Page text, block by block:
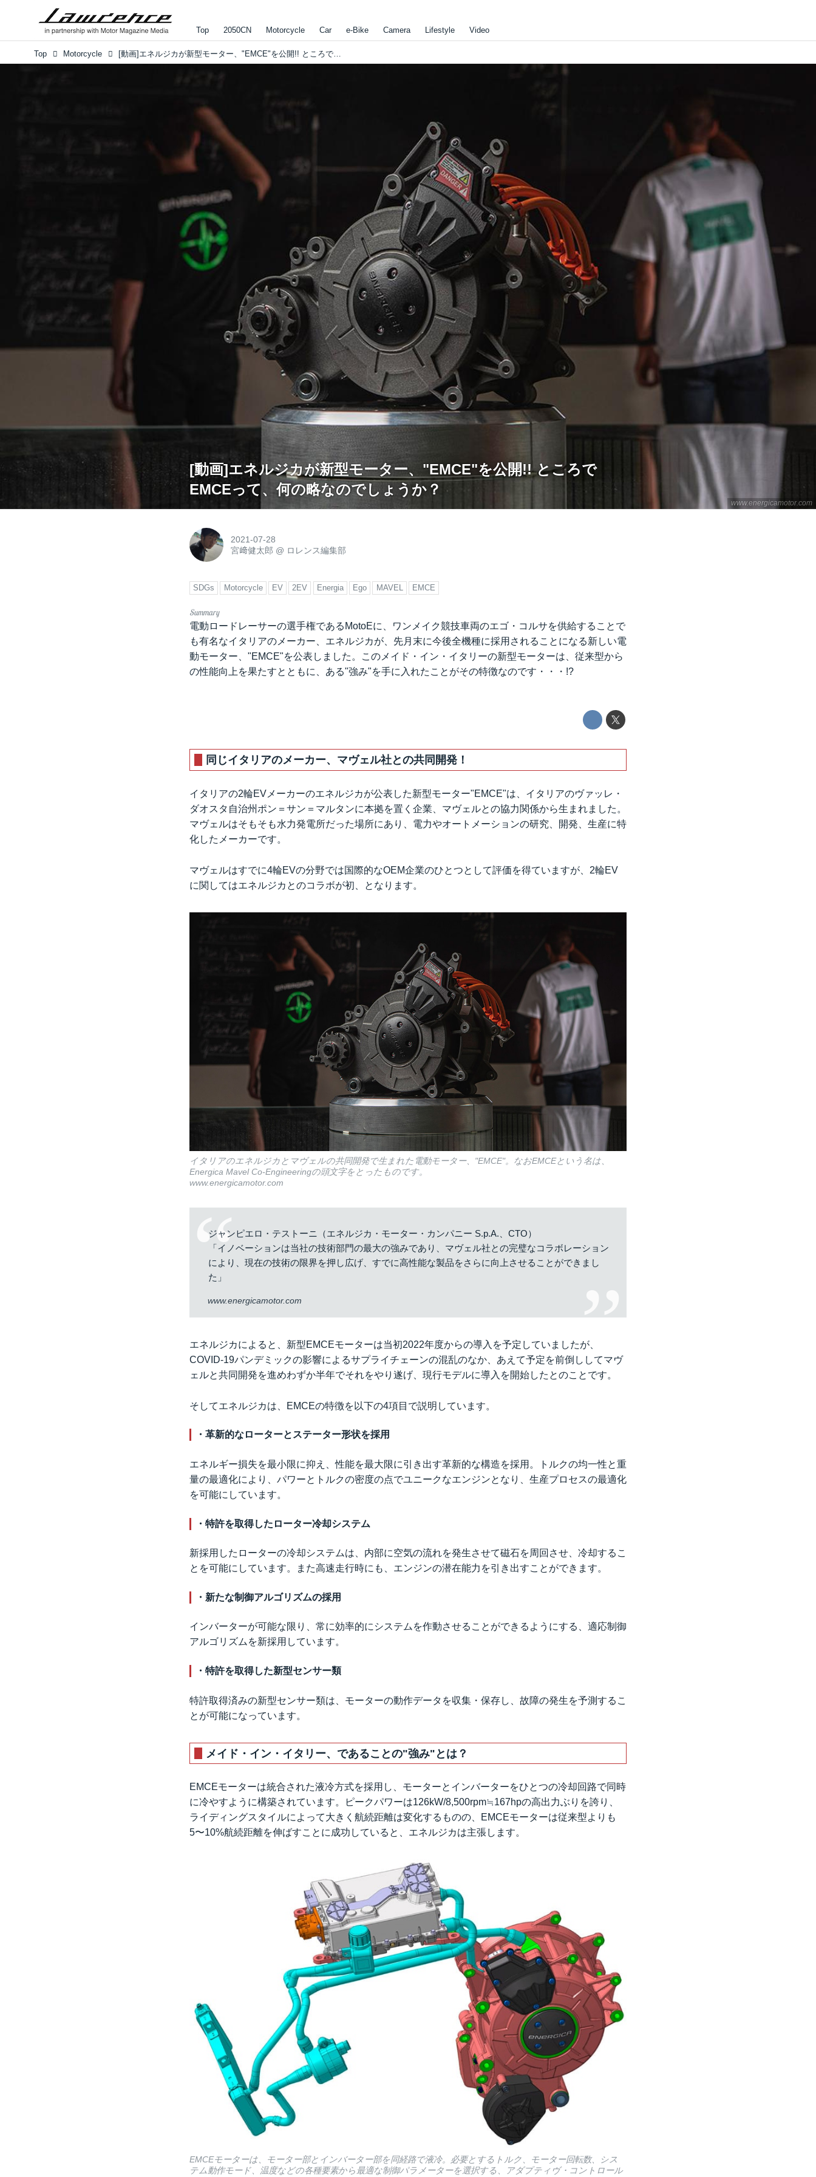
Top 2050CN Motorcycle Car e-Bike Camera Lifestyle Video
Top Motorcycle [動画]エネルジカが新型モーター、"EMCE"を公開!! ところでEMCEって、何の略なのでしょうか？
www.energicamotor.com
[動画]エネルジカが新型モーター、"EMCE"を公開!! ところで
EMCEって、何の略なのでしょうか？
2021-07-28
宮﨑健太郎 @ ロレンス編集部
SDGs Motorcycle EV 2EV Energia Ego MAVEL EMCE
電動ロードレーサーの選手権であるMotoEに、ワンメイク競技車両のエゴ・コルサを供給することで
も有名なイタリアのメーカー、エネルジカが、先月末に今後全機種に採用されることになる新しい電
動モーター、"EMCE"を公表しました。このメイド・イン・イタリーの新型モーターは、従来型から
の性能向上を果たすとともに、ある"強み"を手に入れたことがその特徴なのです・・・!?
同じイタリアのメーカー、マヴェル社との共同開発！
イタリアの2輪EVメーカーのエネルジカが公表した新型モーター"EMCE"は、イタリアのヴァッレ・
ダオスタ自治州ポン＝サン＝マルタンに本拠を置く企業、マヴェルとの協力関係から生まれました。
マヴェルはそもそも水力発電所だった場所にあり、電力やオートメーションの研究、開発、生産に特
化したメーカーです。
マヴェルはすでに4輪EVの分野では国際的なOEM企業のひとつとして評価を得ていますが、2輪EV
に関してはエネルジカとのコラボが初、となります。
イタリアのエネルジカとマヴェルの共同開発で生まれた電動モーター、"EMCE"。なおEMCEという名は、
Energica Mavel Co-Engineeringの頭文字をとったものです。
www.energicamotor.com
ジャンピエロ・テストーニ（エネルジカ・モーター・カンパニー S.p.A.、CTO）
「イノベーションは当社の技術部門の最大の強みであり、マヴェル社との完璧なコラボレーション
により、現在の技術の限界を押し広げ、すでに高性能な製品をさらに向上させることができまし
た」
www.energicamotor.com
エネルジカによると、新型EMCEモーターは当初2022年度からの導入を予定していましたが、
COVID-19パンデミックの影響によるサプライチェーンの混乱のなか、あえて予定を前倒ししてマヴ
ェルと共同開発を進めわずか半年でそれをやり遂げ、現行モデルに導入を開始したとのことです。
そしてエネルジカは、EMCEの特徴を以下の4項目で説明しています。
・革新的なローターとステーター形状を採用
エネルギー損失を最小限に抑え、性能を最大限に引き出す革新的な構造を採用。トルクの均一性と重
量の最適化により、パワーとトルクの密度の点でユニークなエンジンとなり、生産プロセスの最適化
を可能にしています。
・特許を取得したローター冷却システム
新採用したローターの冷却システムは、内部に空気の流れを発生させて磁石を周回させ、冷却するこ
とを可能にしています。また高速走行時にも、エンジンの潜在能力を引き出すことができます。
・新たな制御アルゴリズムの採用
インバーターが可能な限り、常に効率的にシステムを作動させることができるようにする、適応制御
アルゴリズムを新採用しています。
・特許を取得した新型センサー類
特許取得済みの新型センサー類は、モーターの動作データを収集・保存し、故障の発生を予測するこ
とが可能になっています。
メイド・イン・イタリー、であることの"強み"とは？
EMCEモーターは統合された液冷方式を採用し、モーターとインバーターをひとつの冷却回路で同時
に冷やすように構築されています。ピークパワーは126kW/8,500rpm≒167hpの高出力ぶりを誇り、
ライディングスタイルによって大きく航続距離は変化するものの、EMCEモーターは従来型よりも
5〜10%航続距離を伸ばすことに成功していると、エネルジカは主張します。
EMCEモーターは、モーター部とインバーター部を同経路で液冷。必要とするトルク、モーター回転数、シス
テム動作モード、温度などの各種要素から最適な制御パラメーターを選択する、アダプティヴ・コントロール